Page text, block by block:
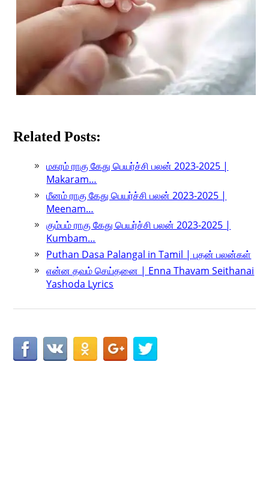
Related Posts:
மகரம் ராகு கேது பெயர்ச்சி பலன் 2023-2025 |
Makaram…
மீனம் ராகு கேது பெயர்ச்சி பலன் 2023-2025 |
Meenam…
கும்பம் ராகு கேது பெயர்ச்சி பலன் 2023-2025 |
Kumbam…
Puthan Dasa Palangal in Tamil | புதன் பலன்கள்
என்ன தவம் செய்தனை | Enna Thavam Seithanai
Yashoda Lyrics